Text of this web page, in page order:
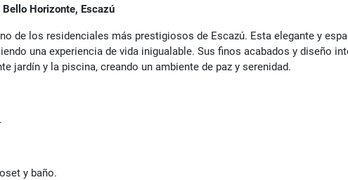
Horizonte, Escazú
de los residenciales más prestigiosos de Escazú. Esta elegante y
una experiencia de vida inigualable. Sus finos acabados y diseño
jardín y la piscina, creando un ambiente de paz y serenidad.
y baño.